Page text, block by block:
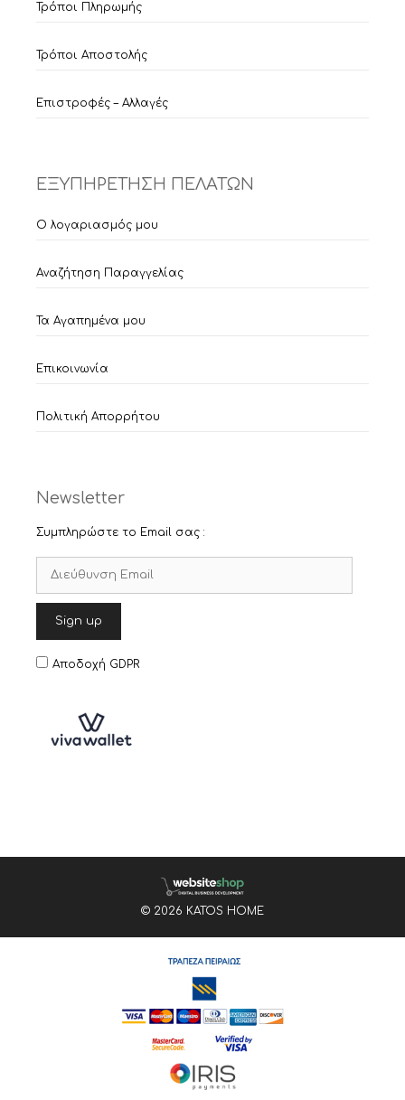
Τρόποι Πληρωμής
Τρόποι Αποστολής
Επιστροφές – Αλλαγές
ΕΞΥΠΗΡΕΤΗΣΗ ΠΕΛΑΤΩΝ
Ο λογαριασμός μου
Αναζήτηση Παραγγελίας
Τα Αγαπημένα μου
Επικοινωνία
Πολιτική Απορρήτου
Newsletter
Συμπληρώστε το Email σας :
Αποδοχή GDPR
© 2026 KATOS HOME